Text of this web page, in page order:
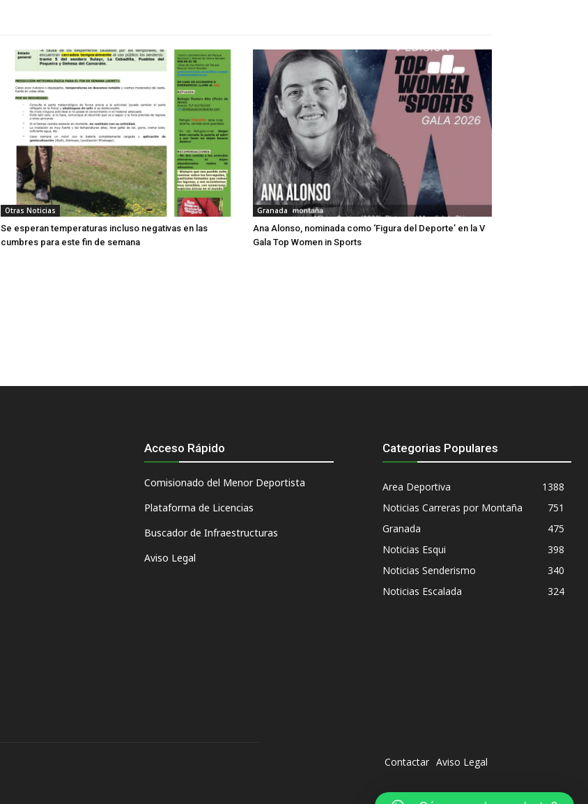
Otras Noticias
Se esperan temperaturas incluso negativas en las
cumbres para este fin de semana
Granada
Ana Alonso, nominada como ‘Figura del Deporte’ en la V
Gala Top Women in Sports
Acceso Rápido
Comisionado del Menor Deportista
Plataforma de Licencias
Buscador de Infraestructuras
Aviso Legal
Categorias Populares
Area Deportiva
1388
Noticias Carreras por Montaña
751
Granada
475
Noticias Esqui
398
Noticias Senderismo
340
Noticias Escalada
324
Contactar Aviso Legal